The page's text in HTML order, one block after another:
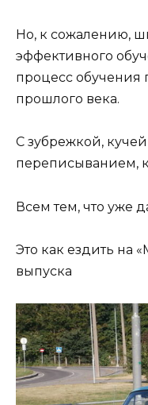
Но, к сожалению,
эффективного
процесс обучения
прошлого века.
С зубрежкой,
переписыванием,
Всем тем, что уже
Это как ездить на
выпуска